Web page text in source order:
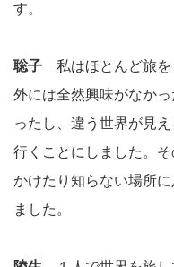
す。
聡子 私はほとんど旅を
外には全然興味がなか
ったし、違う世界が見
行くことにしました。
かけたり知らない場所
ました。